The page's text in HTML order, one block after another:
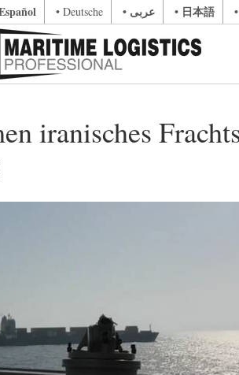
• Deutsche • عربى • 日本語
iranisches